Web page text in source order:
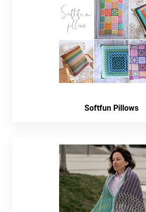
Softfun Pillows